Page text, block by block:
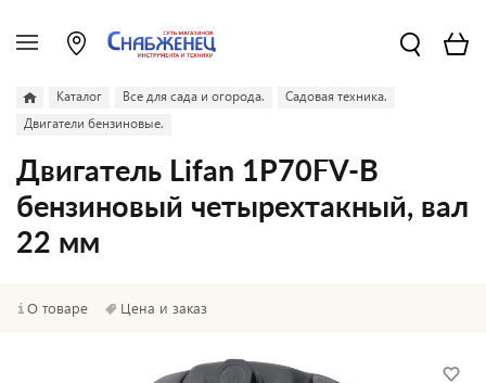
Каталог Все для сада и огорода.
Садовая техника.
Двигатели бензиновые.
Двигатель Lifan 1Р70FV-B
бензиновый четырехтакный, вал
22 мм
О товаре Цена и заказ